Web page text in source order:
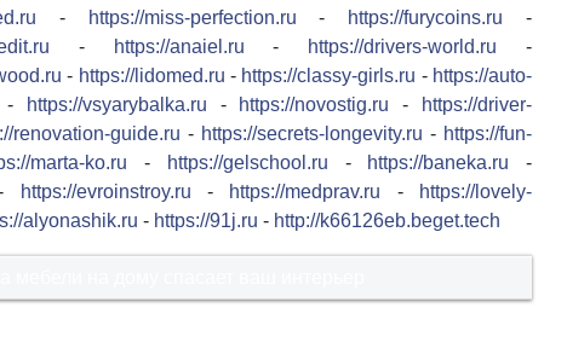
- https://miss-perfection.ru - https://furycoins.ru -
- https://anaiel.ru - https://drivers-world.ru -
- https://lidomed.ru - https://classy-girls.ru - https://auto-
https://vsyarybalka.ru - https://novostig.ru -
https://driver-
renovation-guide.ru - https://secrets-longevity.ru - https://fun-
marta-ko.ru - https://gelschool.ru - https://baneka.ru -
https://evroinstroy.ru - https://medprav.ru -
https://lovely-
alyonashik.ru - https://91j.ru - http://k66126eb.beget.tech